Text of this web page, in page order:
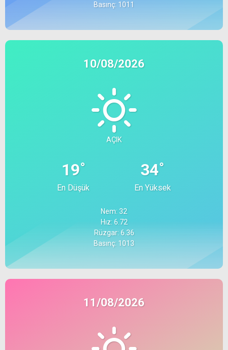
Basınç: 1011
10/08/2026
AÇIK
19°
En Düşük
34°
En Yüksek
Nem: 32
Hız: 6.72
Rüzgar: 6.36
Basınç: 1013
11/08/2026